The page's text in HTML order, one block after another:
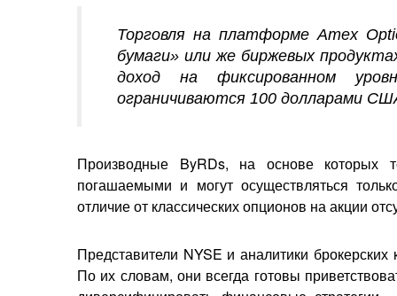
Торговля на платформе Amex
бумаги» или же биржевых
доход на фиксированном
ограничиваются 100 долларами
Производные ByRDs, на основе которых
погашаемыми и могут осуществляться
отличие от классических опционов на акции
Представители NYSE и аналитики
По их словам, они всегда готовы